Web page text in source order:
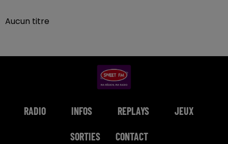
Aucun titre
RADIO INFOS REPLAYS JEUX
SORTIES CONTACT